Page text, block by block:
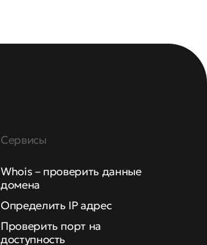
Сервисы
Whois – проверить данные
домена
Определить IP адрес
Проверить порт на
доступность